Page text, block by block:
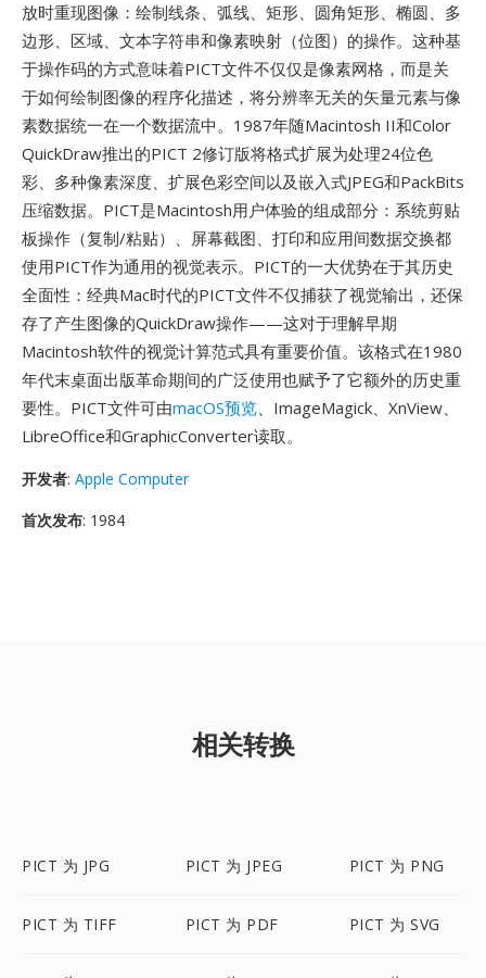
放时重现图像：绘制线条、弧线、矩形、圆角矩形、椭圆、多
边形、区域、文本字符串和像素映射（位图）的操作。这种基
于操作码的方式意味着PICT文件不仅仅是像素网格，而是关
于如何绘制图像的程序化描述，将分辨率无关的矢量元素与像
素数据统一在一个数据流中。1987年随Macintosh II和Color
QuickDraw推出的PICT 2修订版将格式扩展为处理24位色
彩、多种像素深度、扩展色彩空间以及嵌入式JPEG和PackBits
压缩数据。PICT是Macintosh用户体验的组成部分：系统剪贴
板操作（复制/粘贴）、屏幕截图、打印和应用间数据交换都
使用PICT作为通用的视觉表示。PICT的一大优势在于其历史
全面性：经典Mac时代的PICT文件不仅捕获了视觉输出，还保
存了产生图像的QuickDraw操作——这对于理解早期
Macintosh软件的视觉计算范式具有重要价值。该格式在1980
年代末桌面出版革命期间的广泛使用也赋予了它额外的历史重
要性。PICT文件可由macOS预览、ImageMagick、XnView、
LibreOffice和GraphicConverter读取。
开发者: Apple Computer
首次发布: 1984
相关转换
PICT 为 JPG PICT 为 JPEG PICT 为 PNG
PICT 为 TIFF PICT 为 PDF PICT 为 SVG